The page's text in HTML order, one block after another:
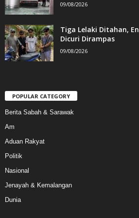
09/08/2026
Tiga Lelaki Ditahan,
Dicuri Dirampas
09/08/2026
POPULAR CATEGORY
Berita Sabah & Sarawak
Am
Aduan Rakyat
Politik
Nasional
Jenayah & Kemalangan
Dunia